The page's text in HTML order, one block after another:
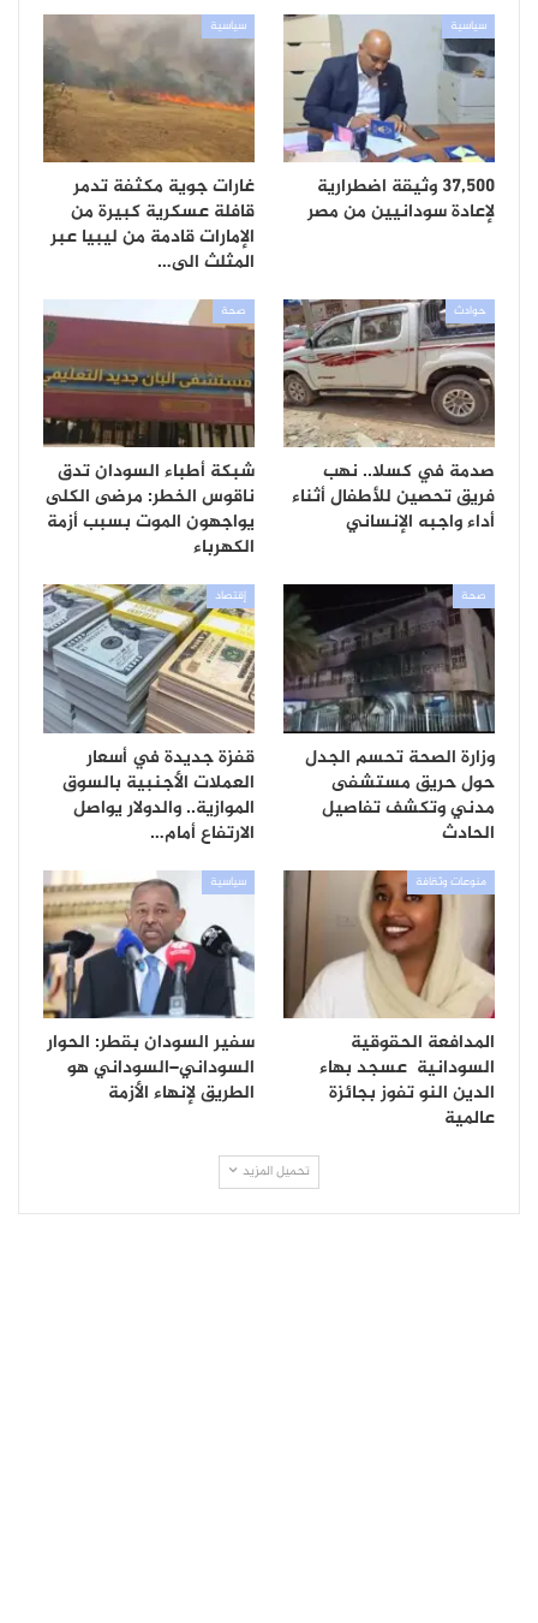
سياسية
37,500 وثيقة اضطرارية
لإعادة سودانيين من مصر
سياسية
غارات جوية مكثفة تدمر
قافلة عسكرية كبيرة من
الإمارات قادمة من ليبيا عبر
المثلث الى…
حوادث
صدمة في كسلا.. نهب
فريق تحصين للأطفال أثناء
أداء واجبه الإنساني
صحة
شبكة أطباء السودان تدق
ناقوس الخطر: مرضى الكلى
يواجهون الموت بسبب أزمة
الكهرباء
صحة
وزارة الصحة تحسم الجدل
حول حريق مستشفى
مدني وتكشف تفاصيل
الحادث
إقتصاد
قفزة جديدة في أسعار
العملات الأجنبية بالسوق
الموازية.. والدولار يواصل
الارتفاع أمام…
منوعات وثقافة
المدافعة الحقوقية
السودانية عسجد بهاء
الدين النو تفوز بجائزة
عالمية
سياسية
سفير السودان بقطر: الحوار
السوداني–السوداني هو
الطريق لإنهاء الأزمة
تحميل المزيد